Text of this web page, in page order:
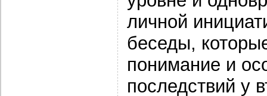
личной
беседы,
понимание и
последствий у